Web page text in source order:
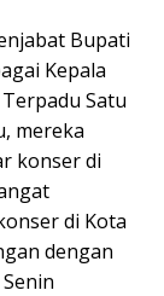
Bupati
Kepala
Satu
mereka
konser di
di Kota
dengan